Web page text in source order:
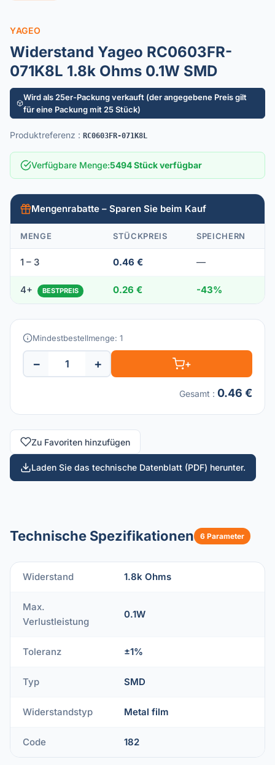
YAGEO
Widerstand Yageo RC0603FR-
071K8L 1.8k Ohms 0.1W SMD
Wird als 25er-Packung verkauft (der angegebene Preis gilt
für eine Packung mit 25 Stück)
Produktreferenz : RC0603FR-071K8L
Verfügbare Menge:5494 Stück verfügbar
Mengenrabatte – Sparen Sie beim Kauf
MENGE STÜCKPREIS SPEICHERN
1 – 3 0.46 € —
4+ BESTPREIS 0.26 € -43%
Mindestbestellmenge: 1
− + +
Gesamt : 0.46 €
Zu Favoriten hinzufügen
Laden Sie das technische Datenblatt (PDF) herunter.
Technische Spezifikationen 6 Parameter
Widerstand 1.8k Ohms
Max.
Verlustleistung
0.1W
Toleranz ±1%
Typ SMD
Widerstandstyp Metal film
Code 182